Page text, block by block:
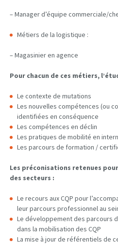
– Manager d’équipe commerciale/
Métiers de la logistique :
– Magasinier en agence
Pour chacun de ces métiers,
Le contexte de mutations
Les nouvelles compétences (ou
identifiées en conséquence
Les compétences en déclin
Les pratiques de mobilité en
Les parcours de formation /
Les préconisations retenues
des secteurs :
Le recours aux CQP pour
leur parcours professionnel au
Le développement des parcours
dans la mobilisation des CQP
La mise à jour de référentiels de